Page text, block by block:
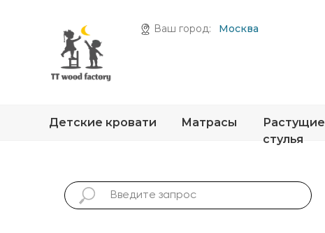
Ваш город: Москва
Растущие
стулья
Детские кровати Матрасы